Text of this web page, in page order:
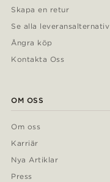
Skapa en retur
Se alla leveransalternativ
Ångra köp
Kontakta Oss
OM OSS
Om oss
Karriär
Nya Artiklar
Press